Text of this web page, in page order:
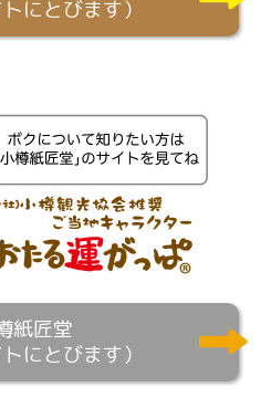
にとびます）
紙匠堂
にとびます）